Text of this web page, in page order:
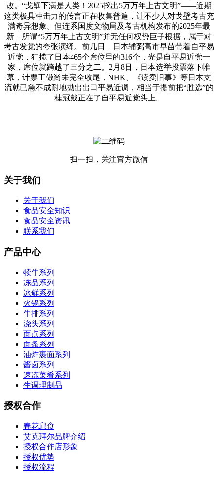
改。“戈壁下满是人类！2025挖出5万万年上古文明”——近期
这类极具冲击力的传言正在收集普遍，让不少人对戈壁考古充
满奇异想象。但连系国度文物局及考古机构发布的2025年最
新，所谓“5万万年上古文明”并无任何权势巨子根据，属于对
考古发觉的夸张演绎。前几日，日本辅弼高市早苗带着自平易
近党，狂揽了日本465个席位里的316个，光是自平易近党一
家，席位就跨越了三分之二。2月8日，日本选举投票落下帷
幕，计票工做尚未完全收尾，NHK、《读卖旧事》等日本支
流就已急不成耐地抛出出口平易近调，相当于提前把“胜选”的
桂冠戴正在了自平易近党头上。
扫一扫，关注官方微信
关于我们
关于我们
食品安全知识
食品安全资讯
联系我们
产品中心
犊牛系列
冻品系列
冰鲜系列
火锅系列
牛排系列
浇头系列
面点系列
面条系列
油炸裹面系列
酱卤系列
速冻菜肴系列
生调理制品
授权合作
春花邱食
艾克拜尔品牌介绍
授权合作店形象
授权优势
授权流程